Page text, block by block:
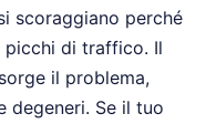
scoraggiano perché
picchi di traffico. Il
il problema,
degeneri. Se il tuo